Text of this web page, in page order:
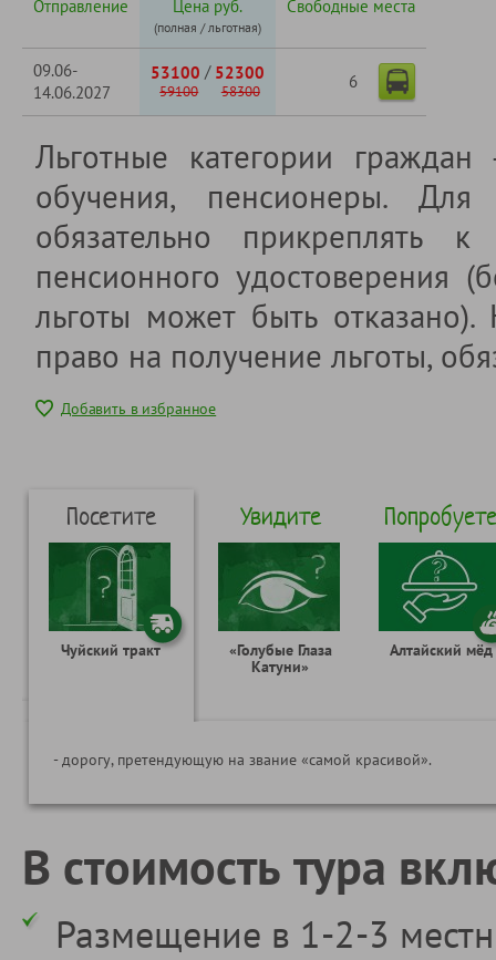
Отправление Цена руб.
(полная / льготная)
Свободные места
09.06-
14.06.2027
53100 / 52300
59100 58300
6
Льготные категории
обучения, пенсионеры. Для
обязательно прикреплять
пенсионного удостоверения
льготы может быть
право на получение льготы,
Добавить в избранное
Посетите
Чуйский тракт
Увидите
«Голубые Глаза
Катуни»
Попробуете
Алтайский мёд
- дорогу, претендующую на звание «самой красивой».
В стоимость тура
Размещение в 1-2-3